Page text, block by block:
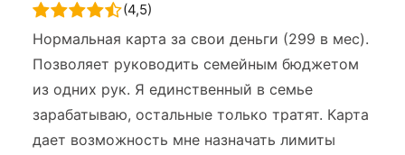
(4,5)
Нормальная карта за свои деньги (299 в мес).
Позволяет руководить семейным бюджетом
из одних рук. Я единственный в семье
зарабатываю, остальные только тратят. Карта
дает возможность мне назначать лимиты